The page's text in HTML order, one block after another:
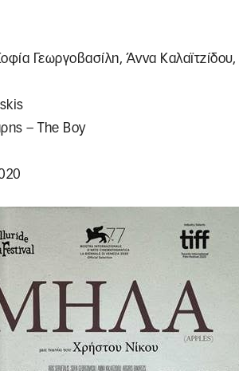
Γεωργοβασίλη, Άννα
– The Boy